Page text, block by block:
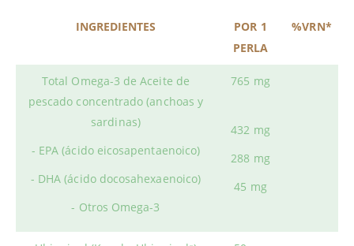
INGREDIENTES
POR 1
PERLA
%VRN*
Total Omega-3 de Aceite de
pescado concentrado (anchoas y
sardinas)
- EPA (ácido eicosapentaenoico)
- DHA (ácido docosahexaenoico)
- Otros Omega-3
765 mg
432 mg
288 mg
45 mg